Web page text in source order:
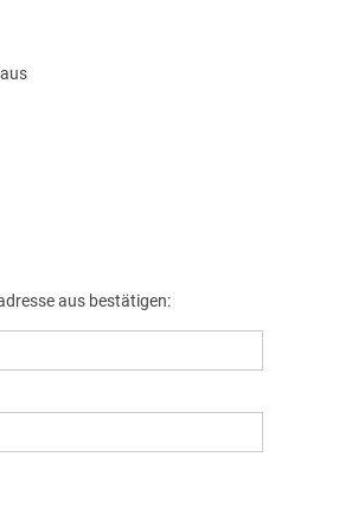
aus bestätigen: